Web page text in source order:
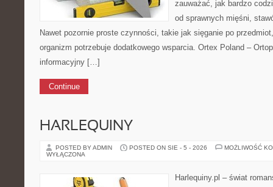
zauważać, jak bardzo
od sprawnych mięśni,
Nawet pozornie proste czynności, takie jak sięganie po
organizm potrzebuje dodatkowego wsparcia. Ortex Poland –
informacyjny […]
Continue
HARLEQUINY
POSTED BY ADMIN POSTED ON SIE - 5 - 2026
MOŻLIWOŚĆ
WYŁĄCZONA
Harlequiny.pl – świat